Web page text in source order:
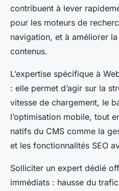
contribuent à lever
pour les moteurs de
navigation, et à améliorer
contenus.
L’expertise spécifique à
: elle permet d’agir sur la
vitesse de chargement, le
l’optimisation mobile, tout
natifs du CMS comme la
et les fonctionnalités SEO
Solliciter un expert dédié
immédiats : hausse du